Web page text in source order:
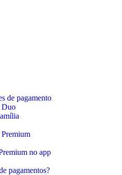
de pagamento
Duo
no app
pagamentos?